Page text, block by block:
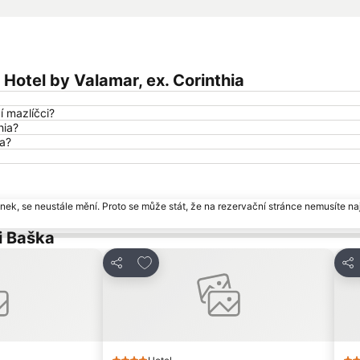
by Valamar, ex. Corinthia
mazlíčci?
se neustále mění. Proto se může stát, že na rezervační stránce nemusíte
Baška
oblíbených hotelů
Sdílet
Přidat na seznam oblíbených hotelů